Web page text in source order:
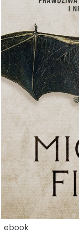
ebook